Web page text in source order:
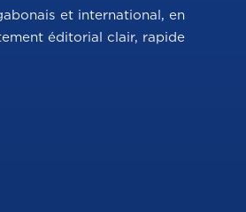
et international, en
éditorial clair, rapide